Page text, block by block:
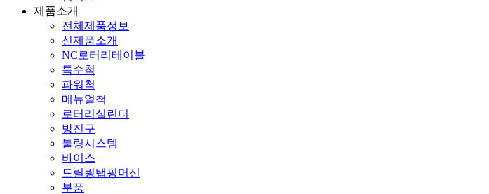
제품소개
전체제품정보
신제품소개
NC로터리테이블
특수척
파워척
메뉴얼척
로터리실린더
방진구
툴링시스템
바이스
드릴링탭핑머신
부품